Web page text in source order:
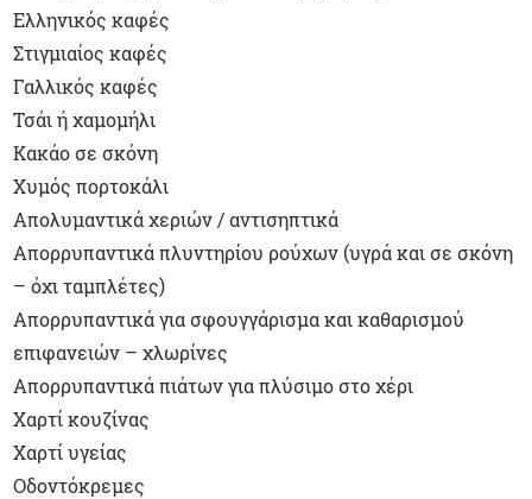
Ελληνικός καφές
Στιγμιαίος καφές
Γαλλικός καφές
Τσάι ή χαμομήλι
Κακάο σε σκόνη
Χυμός πορτοκάλι
Απολυμαντικά χεριών / αντισηπτικά
Απορρυπαντικά πλυντηρίου ρούχων (υγρά και σε σκόνη
– όχι ταμπλέτες)
Απορρυπαντικά για σφουγγάρισμα και καθαρισμού
επιφανειών – χλωρίνες
Απορρυπαντικά πιάτων για πλύσιμο στο χέρι
Χαρτί κουζίνας
Χαρτί υγείας
Οδοντόκρεμες